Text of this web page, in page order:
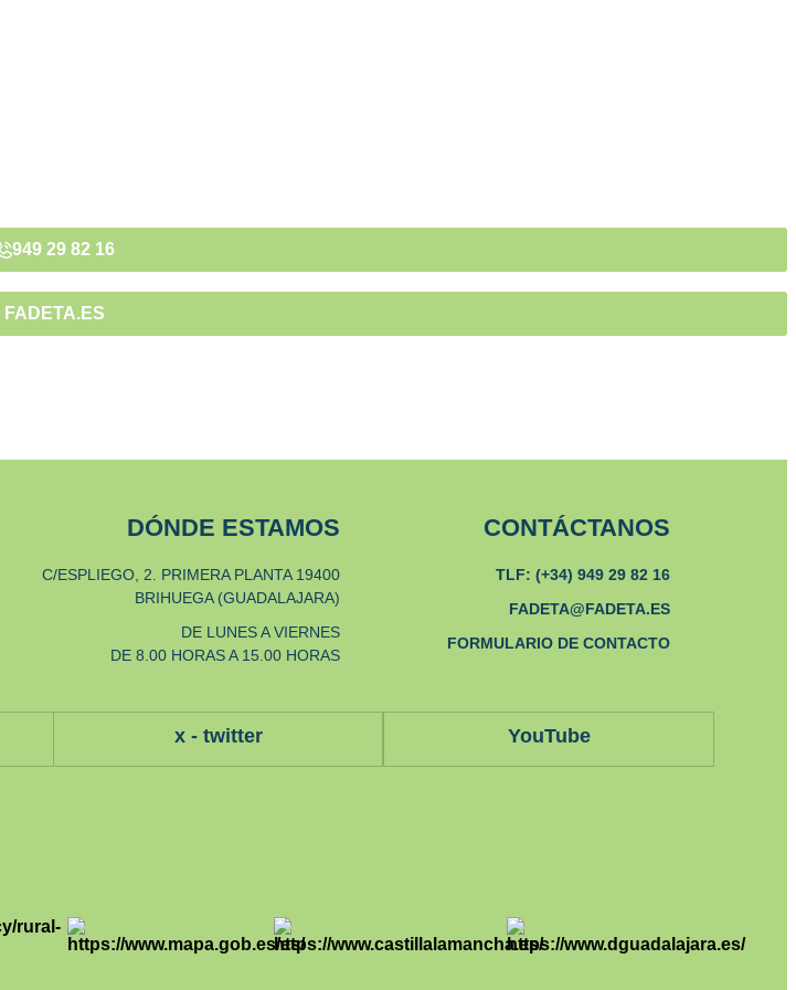
949 29 82 16
FADETA.ES
DÓNDE ESTAMOS
C/ESPLIEGO, 2. PRIMERA PLANTA 19400
BRIHUEGA (GUADALAJARA)
DE LUNES A VIERNES
DE 8.00 HORAS A 15.00 HORAS
CONTÁCTANOS
TLF: (+34) 949 29 82 16
FADETA@FADETA.ES
FORMULARIO DE CONTACTO
x - twitter YouTube